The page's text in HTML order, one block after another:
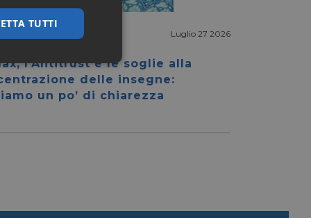
Luglio 27 2026
l’Antitrust e le soglie alla
delle insegne:
un po’ di chiarezza
TUTTI